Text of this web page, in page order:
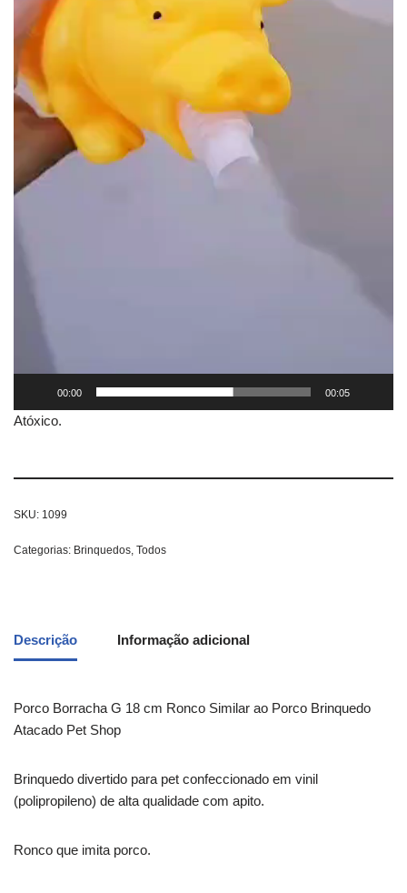
00:00 00:05
Atóxico.
SKU: 1099
Categorias: Brinquedos Todos
Descrição Informação adicional
Porco Borracha G 18 cm Ronco Similar ao Porco Brinquedo
Atacado Pet Shop
Brinquedo divertido para pet confeccionado em vinil
(polipropileno) de alta qualidade com apito.
Ronco que imita porco.